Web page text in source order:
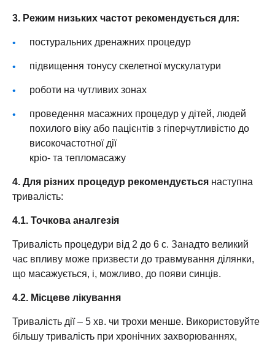
3. Режим низьких частот рекомендується для:
постуральних дренажних процедур
підвищення тонусу скелетної мускулатури
роботи на чутливих зонах
проведення масажних процедур у дітей, людей
похилого віку або пацієнтів з гіперчутливістю до
високочастотної дії
кріо- та тепломасажу
4. Для різних процедур рекомендується наступна
тривалість:
4.1. Точкова аналгезія
Тривалість процедури від 2 до 6 с. Занадто великий
час впливу може призвести до травмування ділянки,
що масажується, і, можливо, до появи синців.
4.2. Місцеве лікування
Тривалість дії – 5 хв. чи трохи менше. Використовуйте
більшу тривалість при хронічних захворюваннях,